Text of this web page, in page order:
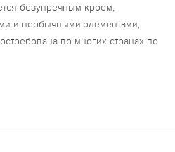
безупречным кроем,
и необычными элементами,
во многих странах по